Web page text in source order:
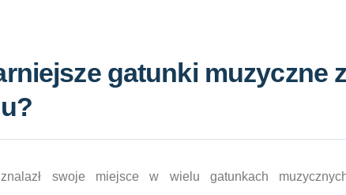
gatunki muzyczne z
swoje miejsce w wielu gatunkach